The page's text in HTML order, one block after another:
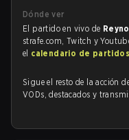
Dónde ver
El partido en vivo de
strafe.com, Twitch y
el calendario de partidos
Sigue el resto de la acción
VODs, destacados y